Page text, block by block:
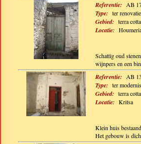
Referentie: AB
Type: ter
Gebied: terra cotta
Locatie:
Schattig oud
wijnpers en een
Referentie: AB
Type: ter
Gebied: terra cotta
Locatie: Kritsa
Klein huis
Het gebouw is